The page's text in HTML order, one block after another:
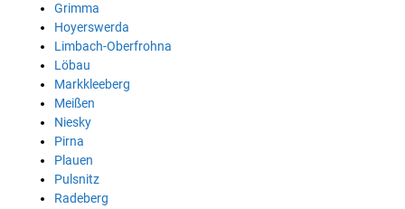
Grimma
Hoyerswerda
Limbach-Oberfrohna
Löbau
Markkleeberg
Meißen
Niesky
Pirna
Plauen
Pulsnitz
Radeberg